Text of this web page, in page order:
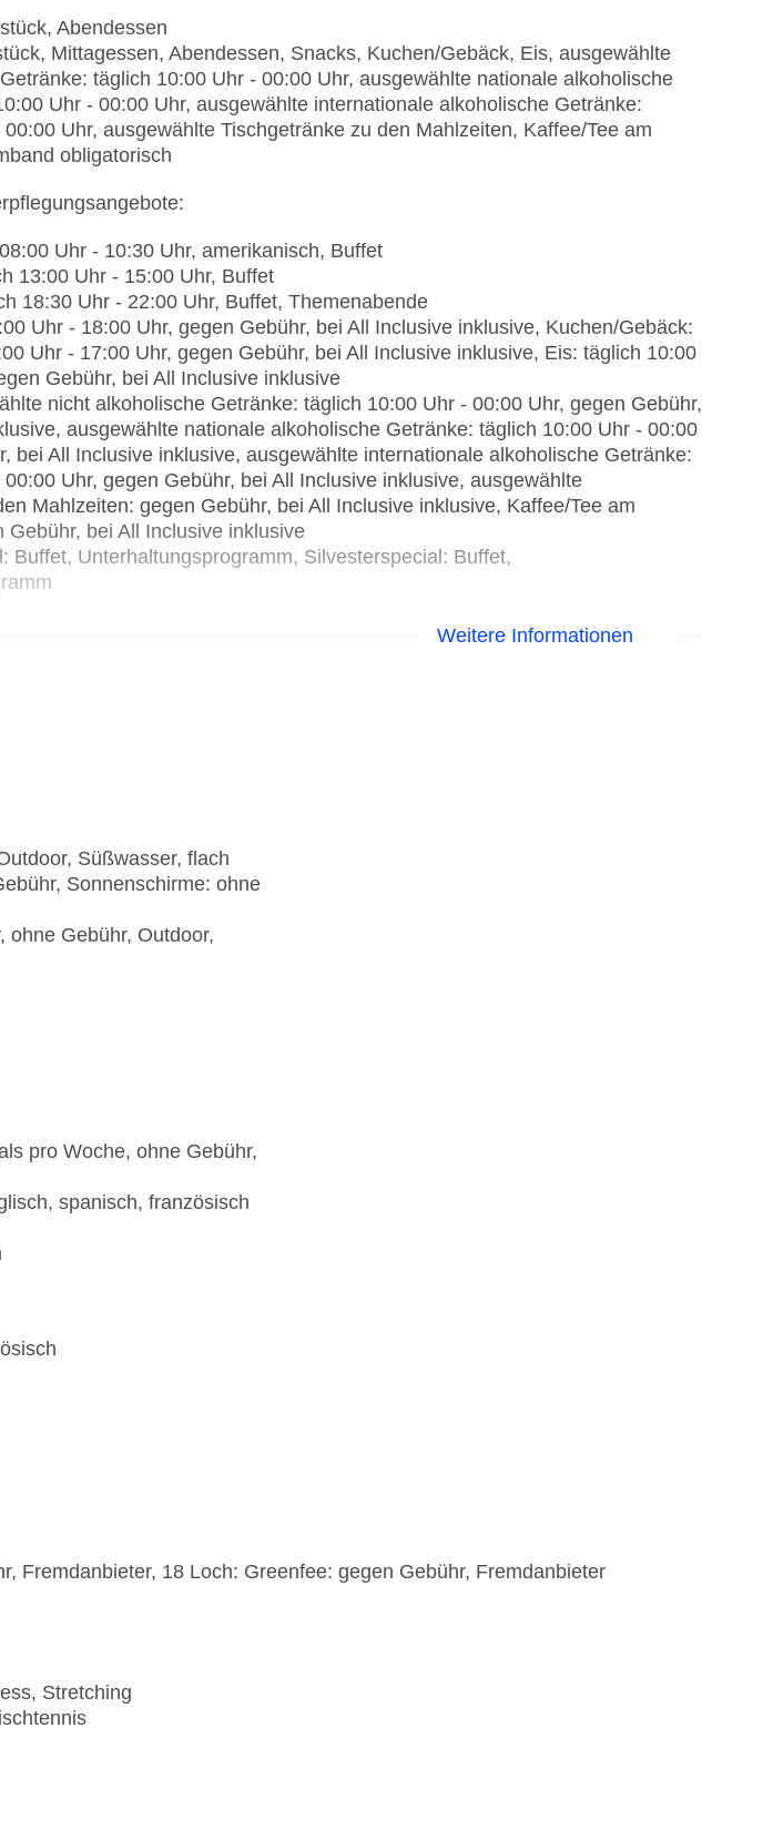
Abendessen
Mittagessen, Abendessen, Snacks, Kuchen/Gebäck, Eis, ausgewählte
täglich 10:00 Uhr - 00:00 Uhr, ausgewählte nationale alkoholische
Uhr - 00:00 Uhr, ausgewählte internationale alkoholische Getränke:
Uhr, ausgewählte Tischgetränke zu den Mahlzeiten, Kaffee/Tee am
obligatorisch
Uhr - 10:30 Uhr, amerikanisch, Buffet
13:00 Uhr - 15:00 Uhr, Buffet
18:30 Uhr - 22:00 Uhr, Buffet, Themenabende
Uhr - 18:00 Uhr, gegen Gebühr, bei All Inclusive inklusive, Kuchen/Gebäck:
Uhr - 17:00 Uhr, gegen Gebühr, bei All Inclusive inklusive, Eis: täglich 10:00
Gebühr, bei All Inclusive inklusive
nicht alkoholische Getränke: täglich 10:00 Uhr - 00:00 Uhr, gegen Gebühr,
ausgewählte nationale alkoholische Getränke: täglich 10:00 Uhr - 00:00
bei All Inclusive inklusive, ausgewählte internationale alkoholische Getränke:
Uhr, gegen Gebühr, bei All Inclusive inklusive, ausgewählte
Mahlzeiten: gegen Gebühr, bei All Inclusive inklusive, Kaffee/Tee am
Gebühr, bei All Inclusive inklusive
Buffet, Unterhaltungsprogramm, Silvesterspecial: Buffet,
international, spanisch, glutenfreie Gerichte: ohne Gebühr, Anfrage &
Bar "The Village"“: Januar - Dezember, täglich 10:30 Uhr - 18:00 Uhr,
Weitere Informationen
Süßwasser, flach
Sonnenschirme: ohne
ohne Gebühr, Outdoor,
pro Woche, ohne Gebühr,
spanisch, französisch
Fremdanbieter, 18 Loch: Greenfee: gegen Gebühr, Fremdanbieter
Stretching